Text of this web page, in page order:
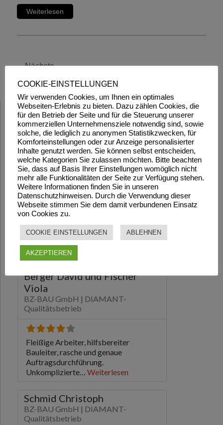
Weiterlesen
Nächste
COOKIE-EINSTELLUNGEN
Wir verwenden Cookies, um Ihnen ein optimales
Webseiten-Erlebnis zu bieten. Dazu zählen Cookies, die
für den Betrieb der Seite und für die Steuerung unserer
kommerziellen Unternehmensziele notwendig sind, sowie
solche, die lediglich zu anonymen Statistikzwecken, für
Komforteinstellungen oder zur Anzeige personalisierter
Inhalte genutzt werden. Sie können selbst entscheiden,
welche Kategorien Sie zulassen möchten. Bitte beachten
Sie, dass auf Basis Ihrer Einstellungen womöglich nicht
mehr alle Funktionalitäten der Seite zur Verfügung stehen.
Weitere Informationen finden Sie in unseren
Datenschutzhinweisen. Durch die Verwendung dieser
Webseite stimmen Sie dem damit verbundenen Einsatz
von Cookies zu.
COOKIE EINSTELLUNGEN ABLEHNEN
AKZEPTIEREN